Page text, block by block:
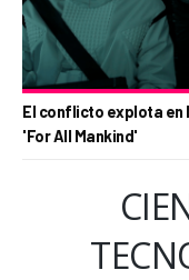
El conflicto explota en
'For All Mankind'